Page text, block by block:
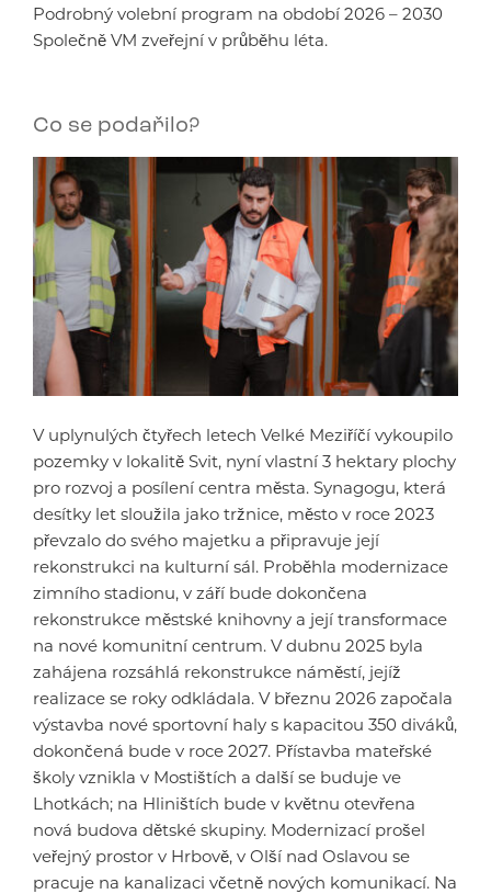
Podrobný volební program na období 2026 – 2030
Společně VM zveřejní v průběhu léta.
Co se podařilo?
V uplynulých čtyřech letech Velké Meziříčí vykoupilo
pozemky v lokalitě Svit, nyní vlastní 3 hektary plochy
pro rozvoj a posílení centra města. Synagogu, která
desítky let sloužila jako tržnice, město v roce 2023
převzalo do svého majetku a připravuje její
rekonstrukci na kulturní sál. Proběhla modernizace
zimního stadionu, v září bude dokončena
rekonstrukce městské knihovny a její transformace
na nové komunitní centrum. V dubnu 2025 byla
zahájena rozsáhlá rekonstrukce náměstí, jejíž
realizace se roky odkládala. V březnu 2026 započala
výstavba nové sportovní haly s kapacitou 350 diváků,
dokončená bude v roce 2027. Přístavba mateřské
školy vznikla v Mostištích a další se buduje ve
Lhotkách; na Hliništích bude v květnu otevřena
nová budova dětské skupiny. Modernizací prošel
veřejný prostor v Hrbově, v Olší nad Oslavou se
pracuje na kanalizaci včetně nových komunikací. Na